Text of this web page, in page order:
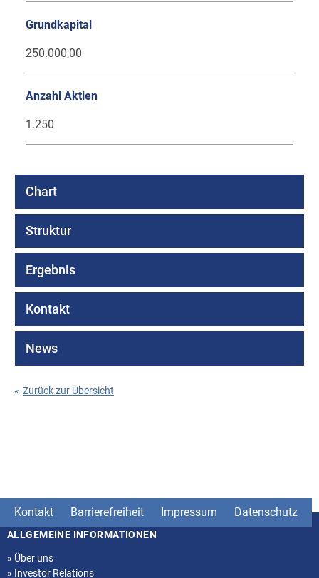
Grundkapital
250.000,00
Anzahl Aktien
1.250
Chart
Struktur
Ergebnis
Kontakt
News
« Zurück zur Übersicht
Kontakt Barrierefreiheit Impressum Datenschutz
Seitenstruktur
ALLGEMEINE INFORMATIONEN
» Über uns
» Investor Relations